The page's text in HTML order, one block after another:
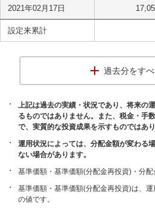
2021年02月17日
設定来累計
過去分をす
上記は過去の実績・状況であり、将来の
るものではありません。また、税金・手
で、実質的な投資成果を示すものではあり
運用状況によっては、分配金額が変わる
ない場合があります。
基準価額・基準価額(分配金再投資)・分配
基準価額・基準価額(分配金再投資)は、
の値です。